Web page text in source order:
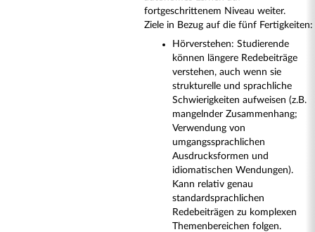
fortgeschrittenem Niveau weiter.
Ziele in Bezug auf die fünf Fertigkeiten:
Hörverstehen: Studierende
können längere Redebeiträge
verstehen, auch wenn sie
strukturelle und sprachliche
Schwierigkeiten aufweisen (z.B.
mangelnder Zusammenhang;
Verwendung von
umgangssprachlichen
Ausdrucksformen und
idiomatischen Wendungen).
Kann relativ genau
standardsprachlichen
Redebeiträgen zu komplexen
Themenbereichen folgen.